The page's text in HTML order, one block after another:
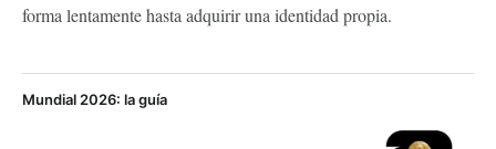
forma lentamente hasta adquirir una identidad propia.
Mundial 2026: la guía